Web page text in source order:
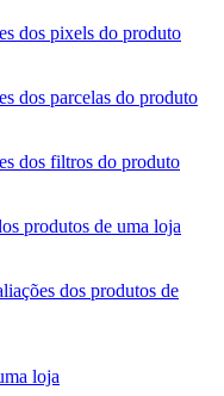
dos pixels do produto
dos parcelas do produto
dos filtros do produto
produtos de uma loja
dos produtos de
loja